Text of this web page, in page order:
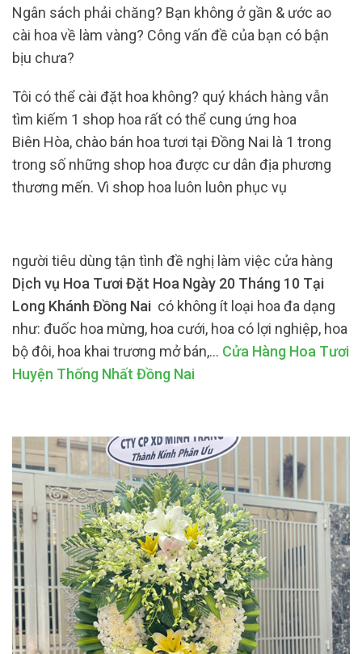
Ngân sách phải chăng? Bạn không ở gần & ước ao
cài hoa về làm vàng? Công vấn đề của bạn có bận
bịu chưa?
Tôi có thể cài đặt hoa không? quý khách hàng vẫn
tìm kiếm 1 shop hoa rất có thể cung ứng hoa
Biên Hòa, chào bán hoa tươi tại Đồng Nai là 1 trong
trong số những shop hoa được cư dân địa phương
thương mến. Vì shop hoa luôn luôn phục vụ
người tiêu dùng tận tình đề nghị làm việc cửa hàng
Dịch vụ Hoa Tươi Đặt Hoa Ngày 20 Tháng 10 Tại
Long Khánh Đồng Nai có không ít loại hoa đa dạng
như: đuốc hoa mừng, hoa cưới, hoa có lợi nghiệp, hoa
bộ đôi, hoa khai trương mở bán,… Cửa Hàng Hoa Tươi
Huyện Thống Nhất Đồng Nai